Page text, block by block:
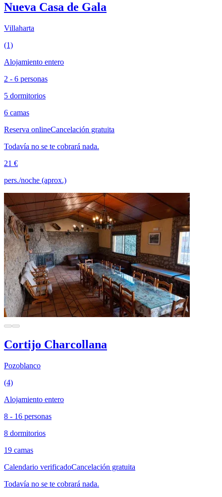
Nueva Casa de Gala
Villaharta
(1)
Alojamiento entero
2 - 6 personas
5 dormitorios
6 camas
Reserva onlineCancelación gratuita
Todavía no se te cobrará nada.
21 €
pers./noche (aprox.)
Cortijo Charcollana
Pozoblanco
(4)
Alojamiento entero
8 - 16 personas
8 dormitorios
19 camas
Calendario verificadoCancelación gratuita
Todavía no se te cobrará nada.